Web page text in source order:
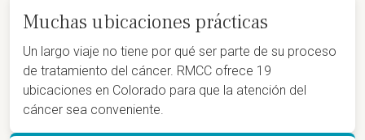
Muchas ubicaciones prácticas
Un largo viaje no tiene por qué ser parte de su proceso
de tratamiento del cáncer. RMCC ofrece 19
ubicaciones en Colorado para que la atención del
cáncer sea conveniente.